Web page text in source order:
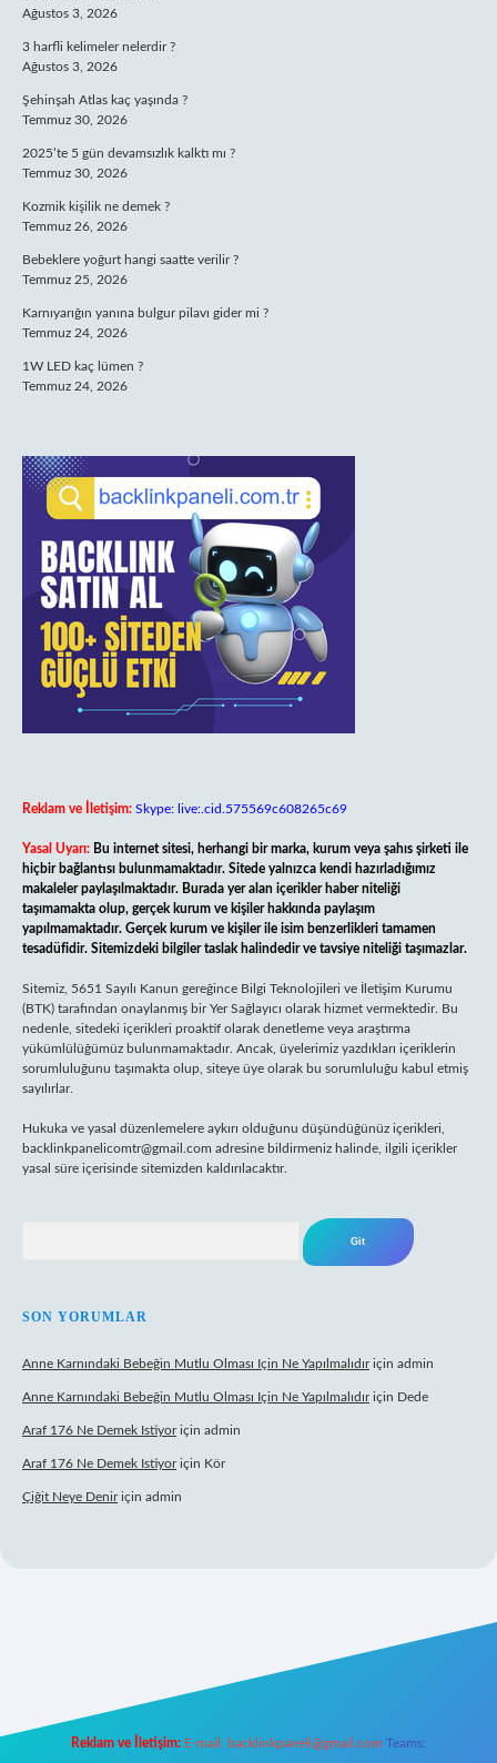
Ağustos 3, 2026
3 harfli kelimeler nelerdir ?
Ağustos 3, 2026
Şehinşah Atlas kaç yaşında ?
Temmuz 30, 2026
2025’te 5 gün devamsızlık kalktı mı ?
Temmuz 30, 2026
Kozmik kişilik ne demek ?
Temmuz 26, 2026
Bebeklere yoğurt hangi saatte verilir ?
Temmuz 25, 2026
Karnıyarığın yanına bulgur pilavı gider mi ?
Temmuz 24, 2026
1W LED kaç lümen ?
Temmuz 24, 2026
Reklam ve İletişim: Skype: live:.cid.575569c608265c69
Yasal Uyarı: Bu internet sitesi, herhangi bir marka, kurum veya şahıs şirketi ile
hiçbir bağlantısı bulunmamaktadır. Sitede yalnızca kendi hazırladığımız
makaleler paylaşılmaktadır. Burada yer alan içerikler haber niteliği
taşımamakta olup, gerçek kurum ve kişiler hakkında paylaşım
yapılmamaktadır. Gerçek kurum ve kişiler ile isim benzerlikleri tamamen
tesadüfidir. Sitemizdeki bilgiler taslak halindedir ve tavsiye niteliği taşımazlar.
Sitemiz, 5651 Sayılı Kanun gereğince Bilgi Teknolojileri ve İletişim Kurumu
(BTK) tarafından onaylanmış bir Yer Sağlayıcı olarak hizmet vermektedir. Bu
nedenle, sitedeki içerikleri proaktif olarak denetleme veya araştırma
yükümlülüğümüz bulunmamaktadır. Ancak, üyelerimiz yazdıkları içeriklerin
sorumluluğunu taşımakta olup, siteye üye olarak bu sorumluluğu kabul etmiş
sayılırlar.
Hukuka ve yasal düzenlemelere aykırı olduğunu düşündüğünüz içerikleri,
backlinkpanelicomtr@gmail.com adresine bildirmeniz halinde, ilgili içerikler
yasal süre içerisinde sitemizden kaldırılacaktır.
SON YORUMLAR
Anne Karnındaki Bebeğin Mutlu Olması Için Ne Yapılmalıdıriçin admin
Anne Karnındaki Bebeğin Mutlu Olması Için Ne Yapılmalıdıriçin Dede
Araf 176 Ne Demek Istiyoriçin admin
Araf 176 Ne Demek Istiyoriçin Kör
Çiğit Neye Deniriçin admin
Reklam ve İletişim: E-mail: backlinkpaneli@gmail.com Teams: